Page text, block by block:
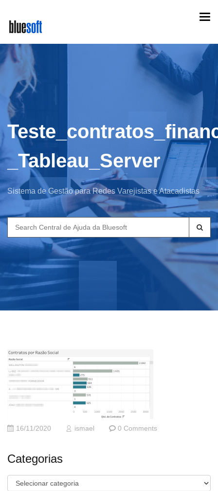
main
content
_Tableau_Server
Sistema de Gestão para Redes Varejistas e Atacadistas
Search
for:
16/11/2020 ismael 0 Comments
Categorias
Categorias